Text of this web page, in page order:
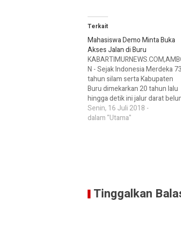
Terkait
Mahasiswa Demo Minta Buka
Akses Jalan di Buru
N - Sejak Indonesia Merdeka 73
tahun silam serta Kabupaten
Buru dimekarkan 20 tahun lalu
hingga detik ini jalur darat
terbuka lebar. Puluhan
mahasiswa asal Kecamatan
Senin, 16 Juli 2018 -
dalam "Utama"
Tinggalkan